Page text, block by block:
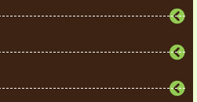
שלבקת חוגרת
כאבי גב תחתון
דלקת בכתף